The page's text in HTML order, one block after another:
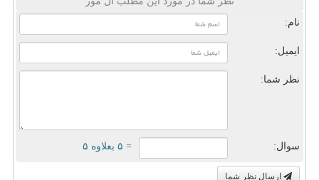
نام:
ایمیل:
نظر شما:
سوال: = ۵ بعلاوه ۵
ارسال نظر شما